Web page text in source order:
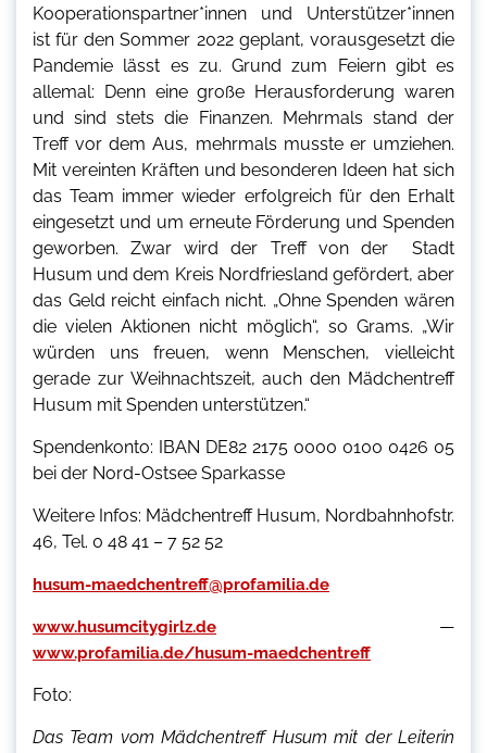
Kooperationspartner*innen und Unterstützer*innen
ist für den Sommer 2022 geplant, vorausgesetzt die
Pandemie lässt es zu. Grund zum Feiern gibt es
allemal: Denn eine große Herausforderung waren
und sind stets die Finanzen. Mehrmals stand der
Treff vor dem Aus, mehrmals musste er umziehen.
Mit vereinten Kräften und besonderen Ideen hat sich
das Team immer wieder erfolgreich für den Erhalt
eingesetzt und um erneute Förderung und Spenden
geworben. Zwar wird der Treff von der Stadt
Husum und dem Kreis Nordfriesland gefördert, aber
das Geld reicht einfach nicht. „Ohne Spenden wären
die vielen Aktionen nicht möglich“, so Grams. „Wir
würden uns freuen, wenn Menschen, vielleicht
gerade zur Weihnachtszeit, auch den Mädchentreff
Husum mit Spenden unterstützen.“
Spendenkonto: IBAN DE82 2175 0000 0100 0426 05
bei der Nord-Ostsee Sparkasse
Weitere Infos: Mädchentreff Husum, Nordbahnhofstr.
46, Tel. 0 48 41 – 7 52 52
husum-maedchentreff@profamilia.de
www.husumcitygirlz.de —
www.profamilia.de/husum-maedchentreff
Foto:
Das Team vom Mädchentreff Husum mit der Leiterin